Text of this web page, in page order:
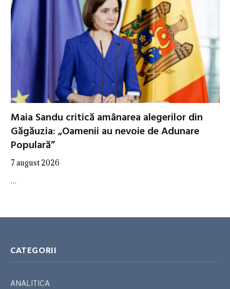
Maia Sandu critică amânarea alegerilor din
Găgăuzia: „Oamenii au nevoie de Adunare
Populară”
7 august 2026
…
CATEGORII
ANALITICA